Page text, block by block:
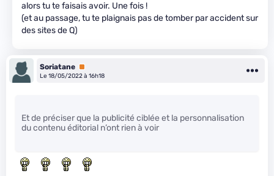
alors tu te faisais avoir. Une fois !
(et au passage, tu te plaignais pas de tomber par accident sur
des sites de Q)
Soriatane Premium
Le 18/05/2022 à 16h18
Et de préciser que la publicité ciblée et la personnalisation
du contenu éditorial n’ont rien à voir